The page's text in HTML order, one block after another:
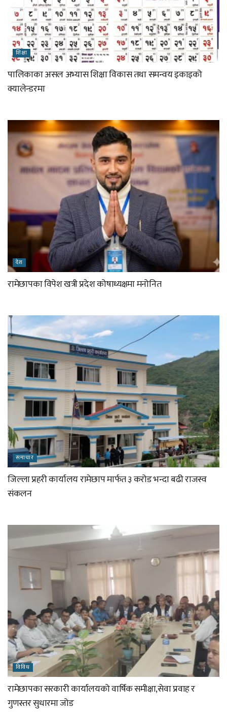
शिक्षा
पालिकाका असल अभ्यास शिक्षा विकास तथा समन्वय इकाइको
क्यालेन्डरमा
देश
रामेछापका विपेश खत्री प्रदेश कोषाध्यक्षमा मनोनित
समाचार
जिल्ला प्रहरी कार्यालय रामेछाप मार्फत ३ करोड भन्दा बढी राजस्व
संकलन
विविध
रामेछापका सरकारी कार्यालयको वार्षिक समीक्षा,सेवा प्रवाह र
गुणस्तर सुधारमा जोड